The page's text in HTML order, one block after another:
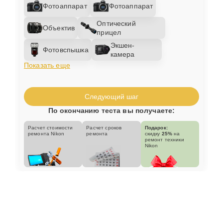
Фотоаппарат Фотоаппарат
Объектив
Оптический
прицел
Фотовспышка
Экшен-
камера
Показать еще
Следующий шаг
По окончанию теста вы получаете:
Расчет стоимости
ремонта Nikon
Расчет сроков
ремонта
Подарок:
скидку 25% на
ремонт техники
Nikon